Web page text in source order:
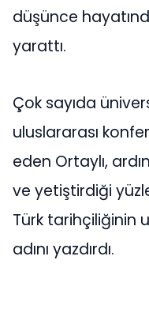
düşünce
yarattı.
Çok sayıda
uluslararası
eden Ortaylı,
ve yetiştirdiği
Türk tarihçiliğinin
adını yazdırdı.